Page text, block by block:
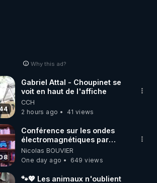
Why this ad?
Gabriel Attal - Choupinet se
voit en haut de l'affiche
CCH
2 hours ago
41 views
Conférence sur les ondes
électromagnétiques par
Grégoire Caustru et Bart de
Wever !
Nicolas BOUVIER
One day ago
649 views
🐾💖 Les animaux n'oublient